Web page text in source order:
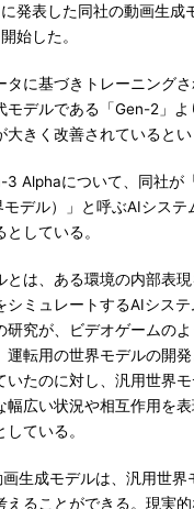
発表した同社の動画生成
始した。
に基づきトレーニング
モデルである「Gen-2」
きく改善されているとい
Alphaについて、同社が
デル）」と呼ぶAIシステ
している。
は、ある環境の内部表
シミュレートするAIシス
研究が、ビデオゲームの
運転用の世界モデルの開
いたのに対し、汎用世界
幅広い状況や相互作用を
ている。
生成モデルは、汎用世界
えることができる。現実